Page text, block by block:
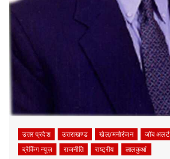
उत्तर प्रदेश उत्तराखण्ड खेल/मनोरंजन जॉब अलर्ट
ब्रेकिंग न्यूज़
राजनीति राष्ट्रीय लालकुआं